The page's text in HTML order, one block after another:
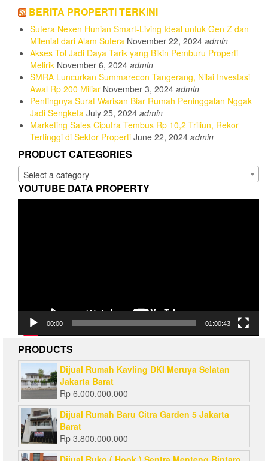
BERITA PROPERTI TERKINI
Sutera Nexen Hunian Smart-Living Ideal untuk Gen Z dan
Milenial dari Alam Sutera November 22, 2024 admin
Akses Tol Jadi Daya Tarik yang Bikin Pemburu Properti
Melirik November 6, 2024 admin
SMRA Luncurkan Summarecon Tangerang, Nilai Investasi
Awal Rp 200 Miliar November 3, 2024 admin
Pentingnya Surat Warisan Biar Rumah Peninggalan Nggak
Jadi Sengketa July 25, 2024 admin
Marketing Sales Ciputra Tembus Rp 10,2 Triliun, Rekor
Tertinggi di Sektor Properti June 22, 2024 admin
PRODUCT CATEGORIES
Select a category
YOUTUBE DATA PROPERTY
00:00 01:00:43
PRODUCTS
Dijual Rumah Kavling DKI Meruya Selatan
Jakarta Barat
Rp 6.000.000.000
Dijual Rumah Baru Citra Garden 5 Jakarta
Barat
Rp 3.800.000.000